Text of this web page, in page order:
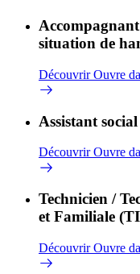
Accompagnant
situation de
DécouvrirOuvre
Assistant
DécouvrirOuvre
Technicien /
et Familiale
DécouvrirOuvre